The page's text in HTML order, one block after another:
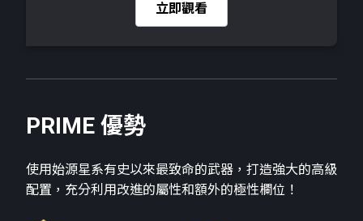
立即觀看
PRIME 優勢
使用始源星系有史以來最致命的武器，打造強大的高級
配置，充分利用改進的屬性和額外的極性欄位！